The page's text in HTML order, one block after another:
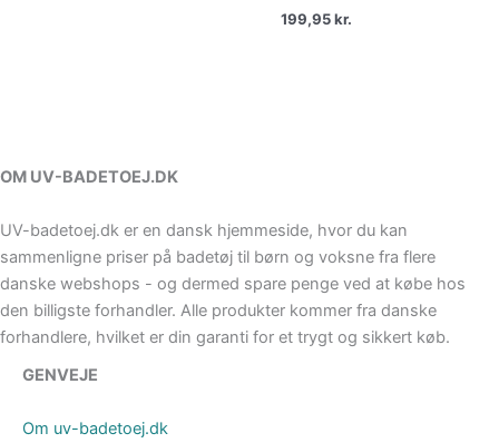
199,95kr.
OM UV-BADETOEJ.DK
UV-badetoej.dk er en dansk hjemmeside, hvor du kan
sammenligne priser på badetøj til børn og voksne fra flere
danske webshops - og dermed spare penge ved at købe hos
den billigste forhandler. Alle produkter kommer fra danske
forhandlere, hvilket er din garanti for et trygt og sikkert køb.
GENVEJE
Om uv-badetoej.dk